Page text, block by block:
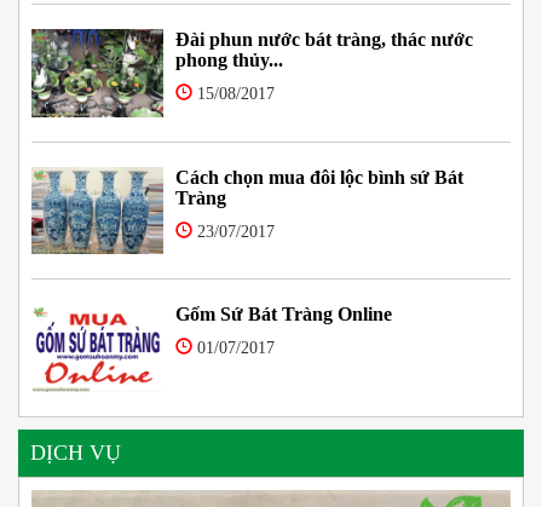
Đài phun nước bát tràng, thác nước
phong thủy...
15/08/2017
Cách chọn mua đôi lộc bình sứ Bát
Tràng
23/07/2017
Gốm Sứ Bát Tràng Online
01/07/2017
DỊCH VỤ